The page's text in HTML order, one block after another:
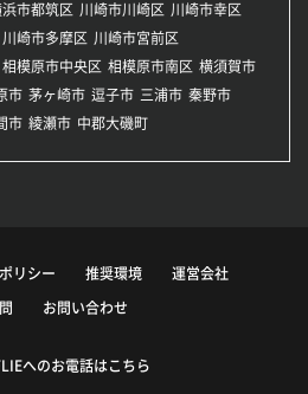
浜市都筑区 川崎市川崎区 川崎市幸区
川崎市多摩区 川崎市宮前区
相模原市中央区 相模原市南区 横須賀市
市 茅ヶ崎市 逗子市 三浦市 秦野市
市 綾瀬市 中郡大磯町
リシー 推奨環境 運営会社
お問い合わせ
へのお電話はこちら